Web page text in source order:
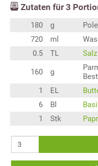
Zutaten für 3
180 g
720
ml
0.5
TL
160 g
1
EL
6
Bl
1
Stk